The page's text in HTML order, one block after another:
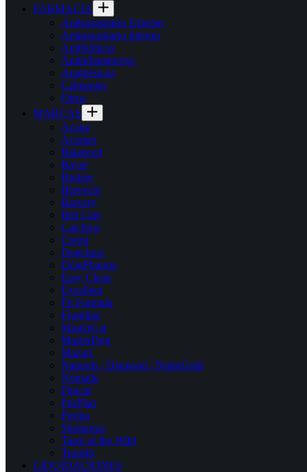
FARMACIA
Antiparasitario Externo
Antiparasitario Interno
Antibióticos
Antinflamatorios
Analgésicos
Calmantes
Otros
MARCAS
Acana
Acomer
Balanced
Bayer
Bioline
Bravecto
Bravery
Brit Care
Catchow
Cremi
Dogchow
DragPharma
Easy Clean
Excellent
Fit Formula
Frontline
MasterCat
MasterDog
Mazuri
Naturals / Diamond / NutraGold
Nómade
Pipicat
ProPlan
Purina
Simparica
Taste of the Wild
Tropifit
LIQUIDACIONES